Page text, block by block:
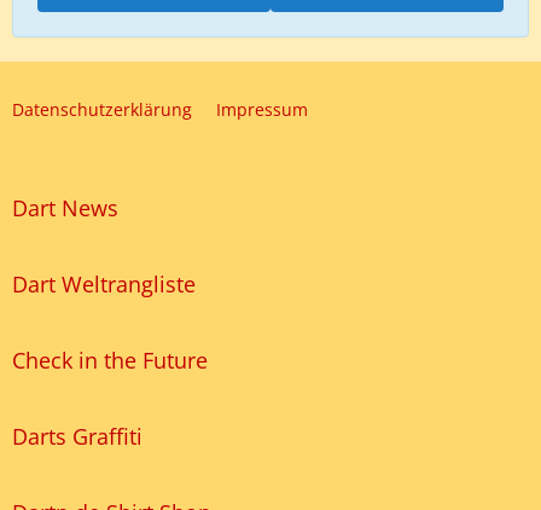
Datenschutzerklärung Impressum
Dart News
Dart Weltrangliste
Check in the Future
Darts Graffiti